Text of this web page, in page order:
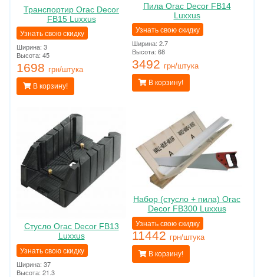
Транспортир Orac Decor
FB15 Luxxus
Узнать свою скидку
Ширина: 3
Высота: 45
1698 грн/штука
В корзину!
Пила Orac Decor FB14
Luxxus
Узнать свою скидку
Ширина: 2.7
Высота: 68
3492 грн/штука
В корзину!
Стусло Orac Decor FB13
Luxxus
Узнать свою скидку
Ширина: 37
Высота: 21.3
Набор (стусло + пила) Orac
Decor FB300 Luxxus
Узнать свою скидку
11442 грн/штука
В корзину!